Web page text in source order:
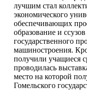
лучшим стал
экономического
обеспечивающих
образование и
государственного
машиностроения.
получили учащиеся
проводилась
место на которой
Гомельского